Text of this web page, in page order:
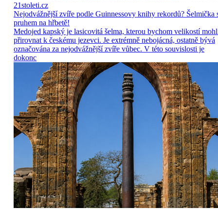
21stoleti.cz
Nejodvážnější zvíře podle Guinnessovy knihy rekordů? Šelmička
pruhem na hřbetě!
Medojed kapský je lasicovitá šelma, kterou bychom velikostí
přirovnat k českému jezevci. Je extrémně nebojácná, ostatně bývá
označována za nejodvážnější zvíře vůbec. V této souvislosti je
dokonc